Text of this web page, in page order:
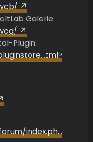
Galerie:
Plugin:
index.ph…